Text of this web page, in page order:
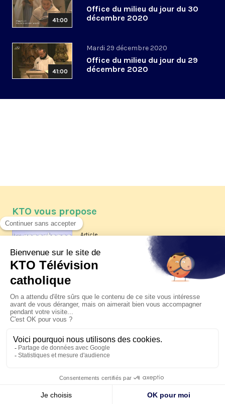
41:00
Office du milieu du jour du 30
décembre 2020
41:00
Mardi 29 décembre 2020
Office du milieu du jour du 29
décembre 2020
KTO vous propose
Article
Les reportages d'été 2026 de KTO
La visite pastorale du pape Léon
XIV à Assise à suivre sur KTO le
jeudi 6 août
Le pape en Uruguay, Argentine et
Pérou du 6 au 17 novembre 2026
© KTO 2026 — Mentions légales